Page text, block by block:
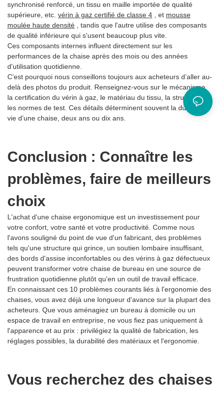
synchronisé renforcé, un tissu en maille importée de qualité
supérieure, etc. vérin à gaz certifié de classe 4 , et mousse
moulée haute densité , tandis que l'autre utilise des composants
de qualité inférieure qui s'usent beaucoup plus vite.
Ces composants internes influent directement sur les
performances de la chaise après des mois ou des années
d'utilisation quotidienne.
C’est pourquoi nous conseillons toujours aux acheteurs d’aller au-
delà des photos du produit. Renseignez-vous sur le mécanisme,
la certification du vérin à gaz, le matériau du tissu, la structure et
les normes de test. Ces détails déterminent souvent la durée de
vie d’une chaise, deux ans ou dix ans.
Conclusion : Connaître les
problèmes, faire de meilleurs
choix
L'achat d'une chaise ergonomique est un investissement pour
votre confort, votre santé et votre productivité. Comme nous
l'avons souligné du point de vue d'un fabricant, des problèmes
tels qu'une structure qui grince, un soutien lombaire insuffisant,
des bords d'assise inconfortables ou des vérins à gaz défectueux
peuvent transformer votre chaise de bureau en une source de
frustration quotidienne plutôt qu'en un outil de travail efficace.
En connaissant ces 10 problèmes courants liés à l'ergonomie des
chaises, vous avez déjà une longueur d'avance sur la plupart des
acheteurs. Que vous aménagiez un bureau à domicile ou un
espace de travail en entreprise, ne vous fiez pas uniquement à
l'apparence et au prix : privilégiez la qualité de fabrication, les
réglages possibles, la durabilité des matériaux et l'ergonomie.
Vous recherchez des chaises